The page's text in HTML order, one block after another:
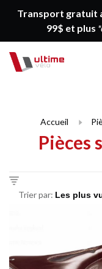
Transport gratuit
99$ et plus
Accueil
Pièces
Trier par: